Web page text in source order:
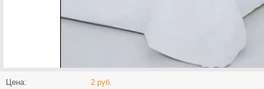
Цена: 2 руб.